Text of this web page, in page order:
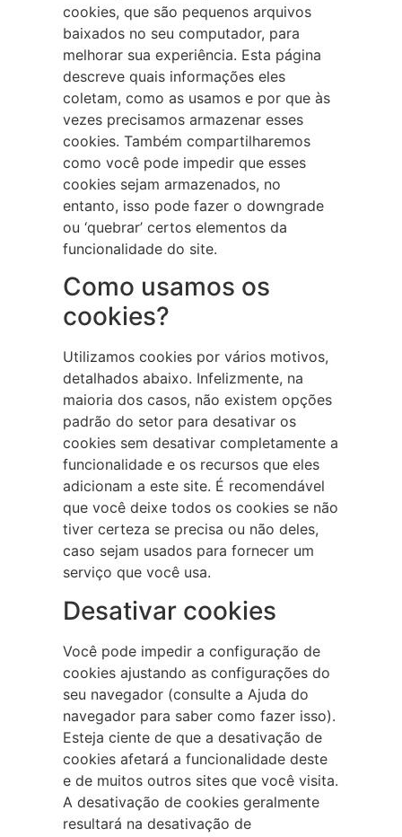
cookies, que são pequenos arquivos
baixados no seu computador, para
melhorar sua experiência. Esta página
descreve quais informações eles
coletam, como as usamos e por que às
vezes precisamos armazenar esses
cookies. Também compartilharemos
como você pode impedir que esses
cookies sejam armazenados, no
entanto, isso pode fazer o downgrade
ou ‘quebrar’ certos elementos da
funcionalidade do site.
Como usamos os
cookies?
Utilizamos cookies por vários motivos,
detalhados abaixo. Infelizmente, na
maioria dos casos, não existem opções
padrão do setor para desativar os
cookies sem desativar completamente a
funcionalidade e os recursos que eles
adicionam a este site. É recomendável
que você deixe todos os cookies se não
tiver certeza se precisa ou não deles,
caso sejam usados para fornecer um
serviço que você usa.
Desativar cookies
Você pode impedir a configuração de
cookies ajustando as configurações do
seu navegador (consulte a Ajuda do
navegador para saber como fazer isso).
Esteja ciente de que a desativação de
cookies afetará a funcionalidade deste
e de muitos outros sites que você visita.
A desativação de cookies geralmente
resultará na desativação de